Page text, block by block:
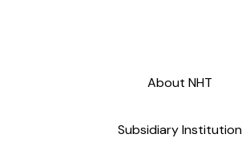
About NHT
Subsidiary Institution